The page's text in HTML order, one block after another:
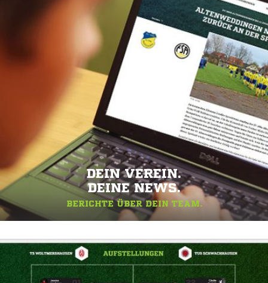
DEIN VEREIN.
DEINE NEWS.
BERICHTE ÜBER DEIN TEAM.